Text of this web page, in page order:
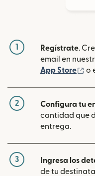
1 Regístrate.
email en
App Store
o
2 Configura tu
cantidad que
entrega.
3 Ingresa los
de tu